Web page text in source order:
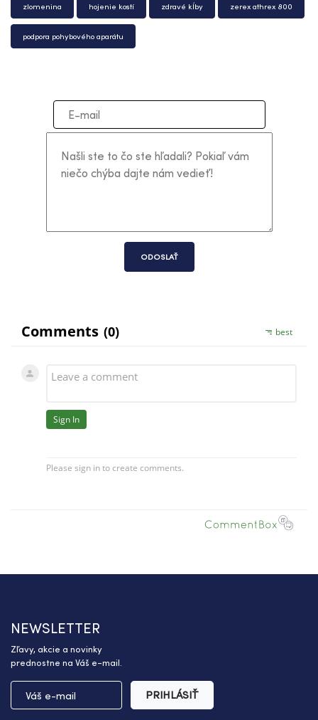
zlomenina hojenie kostí zdravé kĺby zerex athrex 800
podpora pohybového aparátu
ODOSLAŤ
NEWSLETTER
Zľavy, akcie a novinky
prednostne na Váš e-mail.
PRIHLÁSIŤ